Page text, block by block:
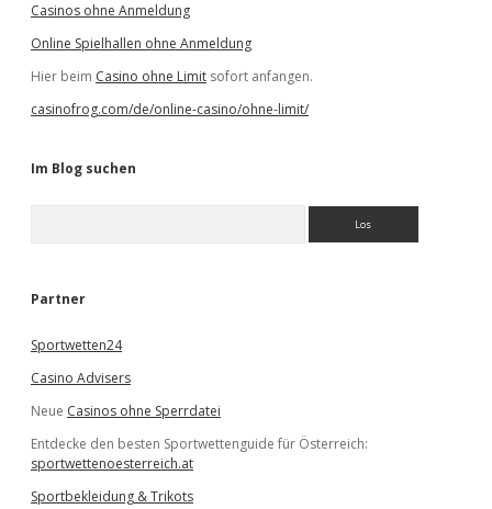
Casinos ohne Anmeldung
Online Spielhallen ohne Anmeldung
Hier beim Casino ohne Limit sofort anfangen.
casinofrog.com/de/online-casino/ohne-limit/
Im Blog suchen
e
Partner
Sportwetten24
Casino Advisers
Neue Casinos ohne Sperrdatei
Entdecke den besten Sportwettenguide für Österreich:
sportwettenoesterreich.at
Sportbekleidung & Trikots